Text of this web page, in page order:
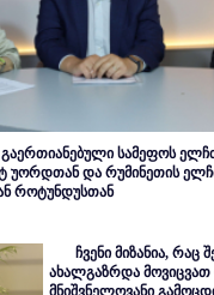
სამეფოს
უორდთან და რუმინეთის
როტუნდუსთან
ჩვენი მიზანია, რაც
ახალგაზრდა მოვიცვათ
მნიშვნელოვანი